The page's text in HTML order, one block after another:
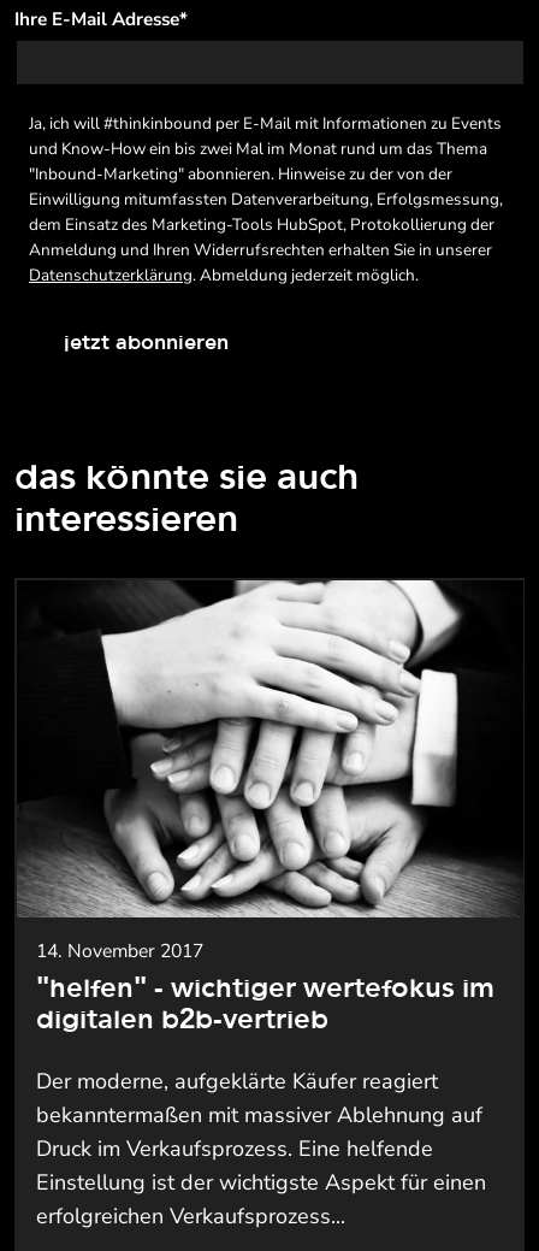
Ihre E-Mail Adresse*
Ja, ich will #thinkinbound per E-Mail mit Informationen zu Events
und Know-How ein bis zwei Mal im Monat rund um das Thema
"Inbound-Marketing" abonnieren. Hinweise zu der von der
Einwilligung mitumfassten Datenverarbeitung, Erfolgsmessung,
dem Einsatz des Marketing-Tools HubSpot, Protokollierung der
Anmeldung und Ihren Widerrufsrechten erhalten Sie in unserer
Datenschutzerklärung. Abmeldung jederzeit möglich.
jetzt abonnieren
das könnte sie auch
interessieren
14. November 2017
"helfen" - wichtiger wertefokus im
digitalen b2b-vertrieb
Der moderne, aufgeklärte Käufer reagiert
bekanntermaßen mit massiver Ablehnung auf
Druck im Verkaufsprozess. Eine helfende
Einstellung ist der wichtigste Aspekt für einen
erfolgreichen Verkaufsprozess...